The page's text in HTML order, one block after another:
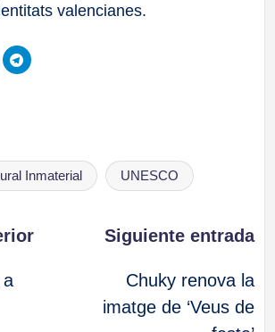
valencianes.
Inmaterial UNESCO
a
Siguiente entrada
Chuky renova la
imatge de ‘Veus de